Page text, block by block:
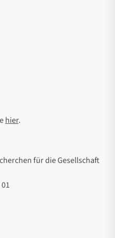
hier.
für die Gesellschaft